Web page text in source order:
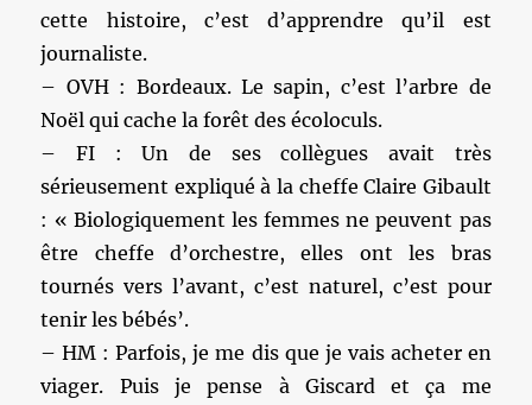
cette histoire, c’est d’apprendre qu’il est
journaliste.
– OVH : Bordeaux. Le sapin, c’est l’arbre de
Noël qui cache la forêt des écoloculs.
– FI : Un de ses collègues avait très
sérieusement expliqué à la cheffe Claire Gibault
: « Biologiquement les femmes ne peuvent pas
être cheffe d’orchestre, elles ont les bras
tournés vers l’avant, c’est naturel, c’est pour
tenir les bébés’.
– HM : Parfois, je me dis que je vais acheter en
viager. Puis je pense à Giscard et ça me